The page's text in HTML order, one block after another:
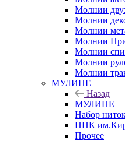
Молнии
Молнии
Молнии
Молнии
Молнии
Молнии
Молнии
МУЛИНЕ
Назад
МУЛИНЕ
Набор
ПНК
Прочее